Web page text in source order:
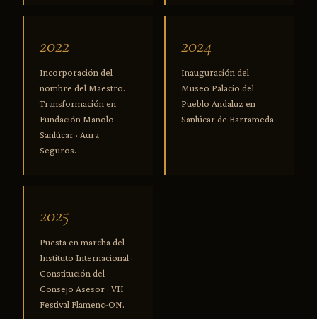
2022
Incorporación del
nombre del Maestro.
Transformación en
Fundación Manolo
Sanlúcar · Aura
Seguros.
2024
Inauguración del
Museo Palacio del
Pueblo Andaluz en
Sanlúcar de Barrameda.
2025
Puesta en marcha del
Instituto Internacional ·
Constitución del
Consejo Asesor · VII
Festival Flamenc-ON.